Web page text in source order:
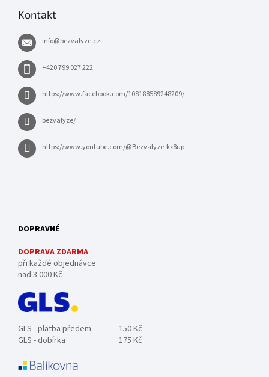
Kontakt
info@bezvalyze.cz
+420 799 027 222
https://www.facebook.com/108188589248209/
bezvalyze/
https://www.youtube.com/@Bezvalyze-kx8up
DOPRAVNÉ
DOPRAVA ZDARMA
při každé objednávce
nad 3 000 Kč
GLS - platba předem
150 Kč
GLS - dobírka
175 Kč